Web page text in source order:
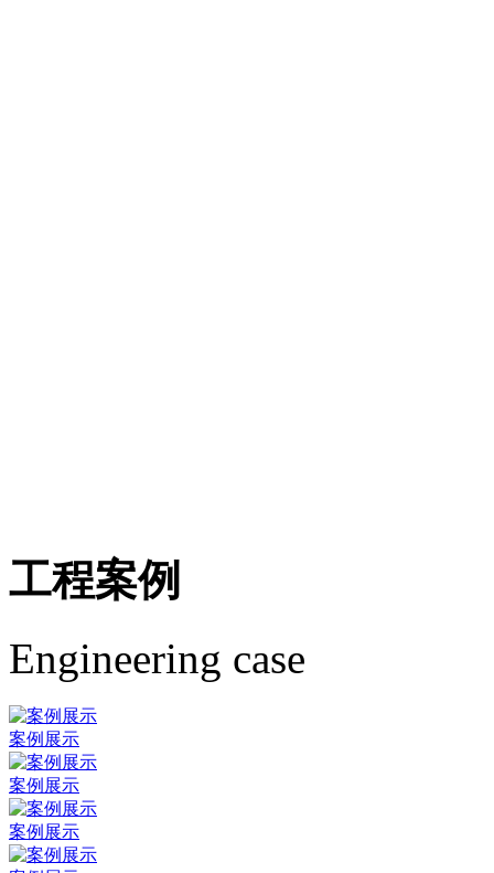
工程案例
Engineering case
案例展示
案例展示
案例展示